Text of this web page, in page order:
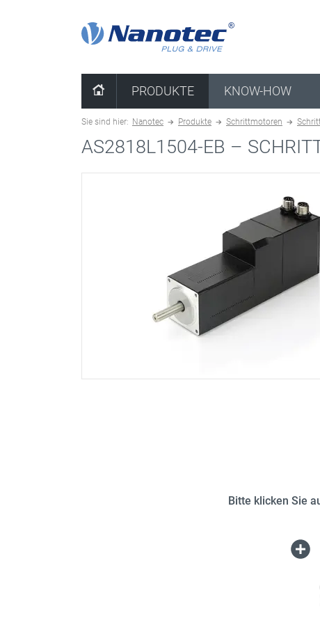
PRODUKTE KNOW-HOW
Sie sind hier: Nanotec Produkte Schrittmotoren
AS2818L1504-EB –
Bitte klicken Sie